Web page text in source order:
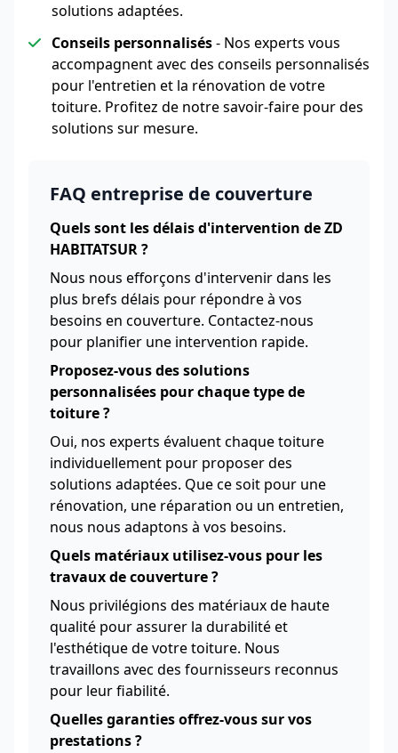
solutions adaptées.
Conseils personnalisés- Nos experts vous
accompagnent avec des conseils personnalisés
pour l'entretien et la rénovation de votre
toiture. Profitez de notre savoir-faire pour des
solutions sur mesure.
FAQ entreprise de couverture
Quels sont les délais d'intervention de ZD
HABITATSUR ?
Nous nous efforçons d'intervenir dans les
plus brefs délais pour répondre à vos
besoins en couverture. Contactez-nous
pour planifier une intervention rapide.
Proposez-vous des solutions
personnalisées pour chaque type de
toiture ?
Oui, nos experts évaluent chaque toiture
individuellement pour proposer des
solutions adaptées. Que ce soit pour une
rénovation, une réparation ou un entretien,
nous nous adaptons à vos besoins.
Quels matériaux utilisez-vous pour les
travaux de couverture ?
Nous privilégions des matériaux de haute
qualité pour assurer la durabilité et
l'esthétique de votre toiture. Nous
travaillons avec des fournisseurs reconnus
pour leur fiabilité.
Quelles garanties offrez-vous sur vos
prestations ?